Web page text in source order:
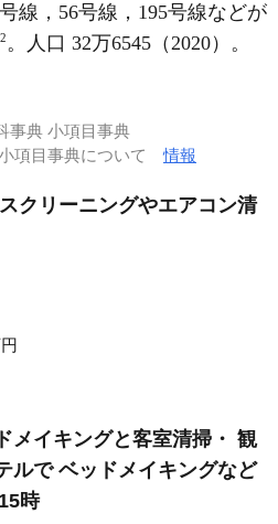
線，56号線，195号線などが
2。人口 32万6545（2020）。
事典 小項目事典
小項目事典について情報
クリーニングやエアコン清
メイキングと客室清掃・ 観
ルで ベッドメイキングなど
時